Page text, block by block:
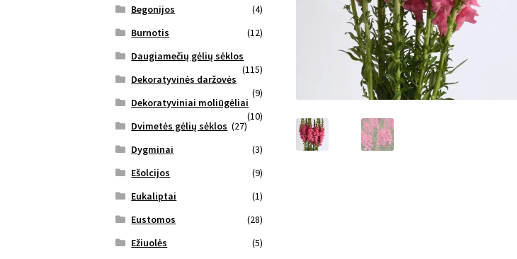
Begonijos
(4)
Burnotis
(12)
Daugiamečių gėlių sėklos
(115)
Dekoratyvinės daržovės
(9)
Dekoratyviniai moliūgėliai
(10)
Dvimetės gėlių sėklos (27)
Dygminai
(3)
Ešolcijos
(9)
Eukaliptai
(1)
Eustomos
(28)
Ežiuolės
(5)